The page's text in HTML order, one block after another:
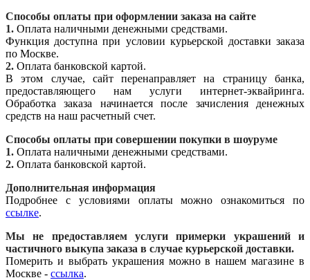
Способы оплаты при оформлении заказа на сайте
1. Оплата наличными денежными средствами.
Функция доступна при условии курьерской доставки заказа
по Москве.
2. Оплата банковской картой.
В этом случае, сайт перенаправляет на страницу банка,
предоставляющего нам услуги интернет-эквайринга.
Обработка заказа начинается после зачисления денежных
средств на наш расчетный счет.
Способы оплаты при совершении покупки в шоуруме
1. Оплата наличными денежными средствами.
2. Оплата банковской картой.
Дополнительная информация
Подробнее с условиями оплаты можно ознакомиться по
ссылке.
Мы не предоставляем услуги примерки украшений и
частичного выкупа заказа в случае курьерской доставки.
Померить и выбрать украшения можно в нашем магазине в
Москве - ссылка.